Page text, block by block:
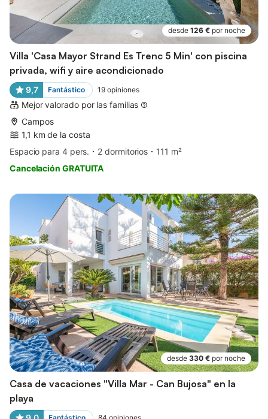
desde 126 € por noche
Villa 'Casa Mayor Strand Es Trenc 5 Min' con piscina
privada, wifi y aire acondicionado
9,7 Fantástico 19 opiniones
Mejor valorado por las familias
Campos
1,1 km de la costa
Espacio para 4 pers.
2 dormitorios
111 m²
Cancelación GRATUITA
desde 330 € por noche
Casa de vacaciones "Villa Mar - Can Bujosa" en la
playa